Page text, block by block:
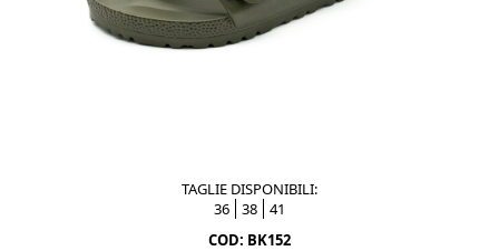
TAGLIE DISPONIBILI:
36
38
41
COD: BK152